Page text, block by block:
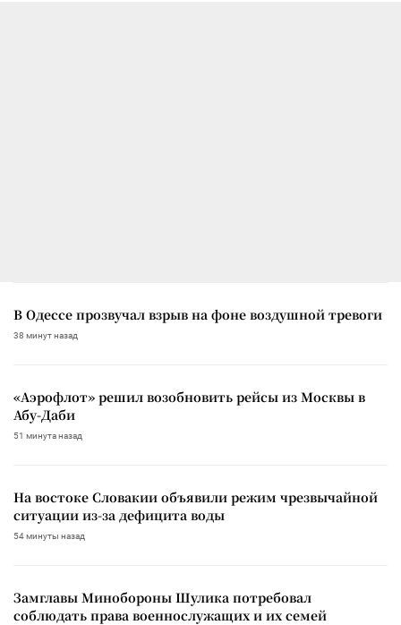
В Одессе прозвучал взрыв на фоне воздушной тревоги
38 минут назад
«Аэрофлот» решил возобновить рейсы из Москвы в
Абу-Даби
51 минута назад
На востоке Словакии объявили режим чрезвычайной
ситуации из-за дефицита воды
54 минуты назад
Замглавы Минобороны Шулика потребовал
соблюдать права военнослужащих и их семей